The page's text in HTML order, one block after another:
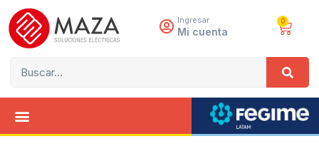
Ingresar
Mi cuenta
0